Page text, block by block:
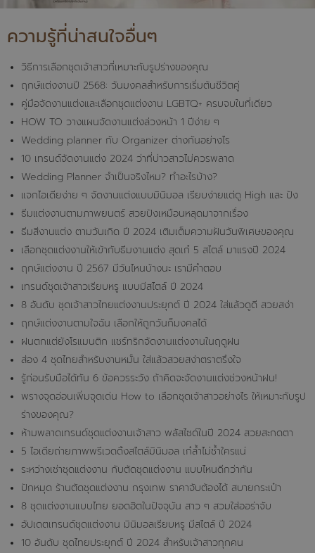
ความรู้ที่น่าสนใจอื่นๆ
วิธีการเลือกชุดเจ้าสาวที่เหมาะกับรูปร่างของคุณ
ฤกษ์แต่งงานปี 2568: วันมงคลสำหรับการเริ่มต้นชีวิตคู่
คู่มือจัดงานแต่งและเลือกชุดแต่งงาน LGBTQ+ ครบจบในที่เดียว
HOW TO วางแผนจัดงานแต่งล่วงหน้า 1 ปีง่าย ๆ
Wedding planner กับ Organizer ต่างกันอย่างไร
10 เทรนด์จัดงานแต่ง 2024 ว่าที่บ่าวสาวไม่ควรพลาด
Wedding Planner จำเป็นจริงไหม? ทำอะไรบ้าง?
แจกไอเดียง่าย ๆ จัดงานแต่งแบบมินิมอล เรียบง่ายแต่ดู High และ ปัง
ธีมแต่งงานตามภาพยนตร์ สวยปังเหมือนหลุดมาจากเรื่อง
ธีมสีงานแต่ง ตามวันเกิด ปี 2024 เติมเต็มความฝันวันพิเศษของคุณ
เลือกชุดแต่งงานให้เข้ากับธีมงานแต่ง สุดเก๋ 5 สไตล์ มาแรงปี 2024
ฤกษ์แต่งงาน ปี 2567 มีวันไหนบ้างนะ เรามีคำตอบ
เทรนด์ชุดเจ้าสาวเรียบหรู แบบมีสไตล์ ปี 2024
8 อันดับ ชุดเจ้าสาวไทยแต่งงานประยุกต์ ปี 2024 ใส่แล้วดูดี สวยสง่า
ฤกษ์แต่งงานตามใจฉัน เลือกให้ถูกวันก็มงคลได้
ฝนตกแต่ยังโรแมนติก แชร์ทริกจัดงานแต่งงานในฤดูฝน
ส่อง 4 ชุดไทยสำหรับงานหมั้น ใส่แล้วสวยสง่าตราตรึงใจ
รู้ก่อนรับมือได้ทัน 6 ข้อควรระวัง ถ้าคิดจะจัดงานแต่งช่วงหน้าฝน!
พรางจุดอ่อนเพิ่มจุดเด่น How to เลือกชุดเจ้าสาวอย่างไร ให้เหมาะกับรูป
ร่างของคุณ?
ห้ามพลาดเทรนด์ชุดแต่งงานเจ้าสาว พลัสไซด์ในปี 2024 สวยสะกดตา
5 ไอเดียถ่ายภาพพรีเวดดิ้งสไตล์มินิมอล เก๋ล้ำไม่ซ้ำใครแน่
ระหว่างเช่าชุดแต่งงาน กับตัดชุดแต่งงาน แบบไหนดีกว่ากัน
ปักหมุด ร้านตัดชุดแต่งงาน กรุงเทพ ราคาจับต้องได้ สบายกระเป๋า
8 ชุดแต่งงานแบบไทย ยอดฮิตในปัจจุบัน สาว ๆ สวมใส่ออร่าจับ
อัปเดตเทรนด์ชุดแต่งงาน มินิมอลเรียบหรู มีสไตล์ ปี 2024
10 อันดับ ชุดไทยประยุกต์ ปี 2024 สำหรับเจ้าสาวทุกคน